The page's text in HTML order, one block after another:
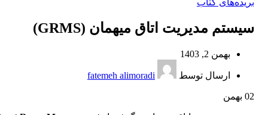
بریده‌های کتاب
سیستم مدیریت اتاق میهمان (GRMS)
بهمن 2, 1403
ارسال توسط fatemeh alimoradi
02 بهمن